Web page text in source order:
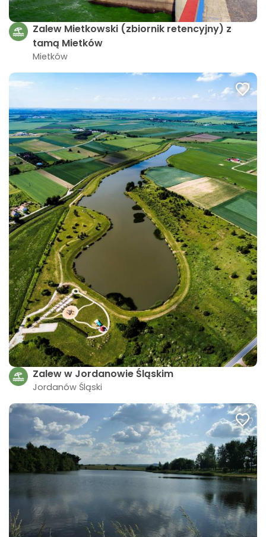
Zalew Mietkowski (zbiornik retencyjny) z
tamą Mietków
Mietków
Zalew w Jordanowie Śląskim
Jordanów Śląski